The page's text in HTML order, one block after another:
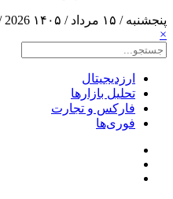
پنجشنبه / ۱۵ مرداد / ۱۴۰۵
2026
×
ارزدیجیتال
تحلیل بازارها
فارکس و تجارت
فوری‌ها